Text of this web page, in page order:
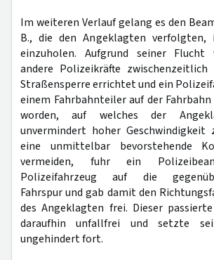
Im weiteren Verlauf gelang es den
B., die den Angeklagten verfolgten,
einzuholen. Aufgrund seiner Flucht
andere Polizeikräfte
Straßensperre errichtet und ein
einem Fahrbahnteiler auf der
worden, auf welches der
unvermindert hoher Geschwindigkeit
eine unmittelbar bevorstehende
vermeiden, fuhr ein
Polizeifahrzeug auf die
Fahrspur und gab damit den
des Angeklagten frei. Dieser
daraufhin unfallfrei und setzte
ungehindert fort.